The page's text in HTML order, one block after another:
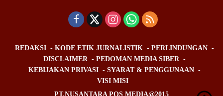
REDAKSI KODE ETIK JURNALISTIK
PERLINDUNGAN
DISCLAIMER
PEDOMAN MEDIA SIBER
KEBIJAKAN PRIVASI
SYARAT & PENGGUNAAN
VISI MISI
PT.NUSANTARA POS MEDIA@2015